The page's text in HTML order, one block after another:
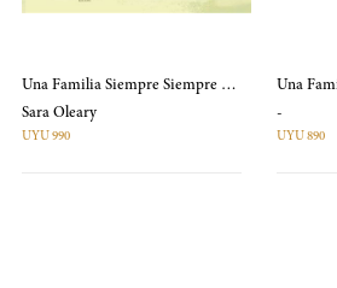
Una Familia Siempre Siempre Siempre Es Una Familia
Sara Oleary
UYU 990
-
UYU 890